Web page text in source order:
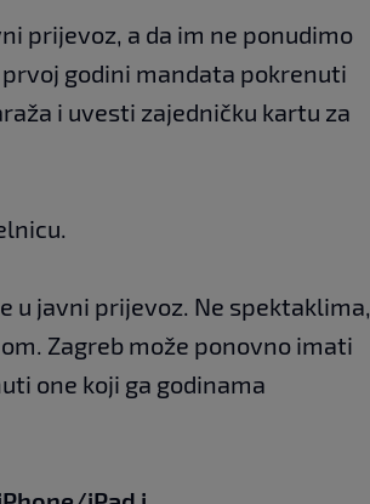
prijevoz, a da im ne ponudimo
godini mandata pokrenuti
i uvesti zajedničku kartu za
u javni prijevoz. Ne spektaklima,
Zagreb može ponovno imati
one koji ga godinama